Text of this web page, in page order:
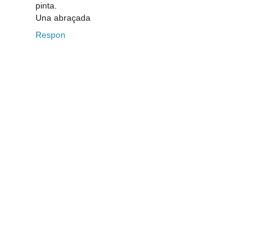
pinta.
Una abraçada
Respon